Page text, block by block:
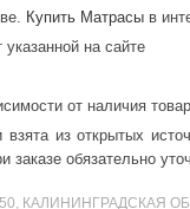
Купить Матрасы в
на сайте
от наличия
из открытых
обязательно
КАЛИНИНГРАДСКАЯ